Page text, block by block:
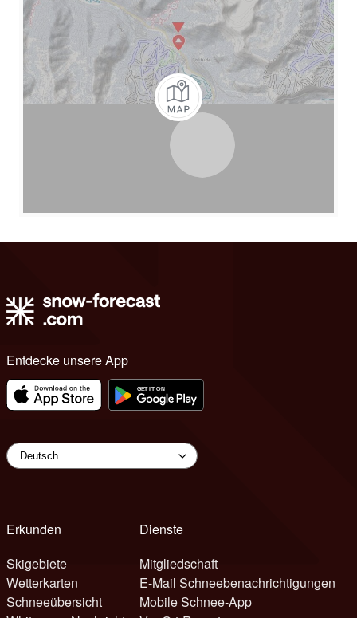
Entdecke unsere App
Erkunden
Skigebiete
Wetterkarten
Schneeübersicht
Dienste
Mitgliedschaft
E-Mail Schneebenachrichtigungen
Mobile Schnee-App